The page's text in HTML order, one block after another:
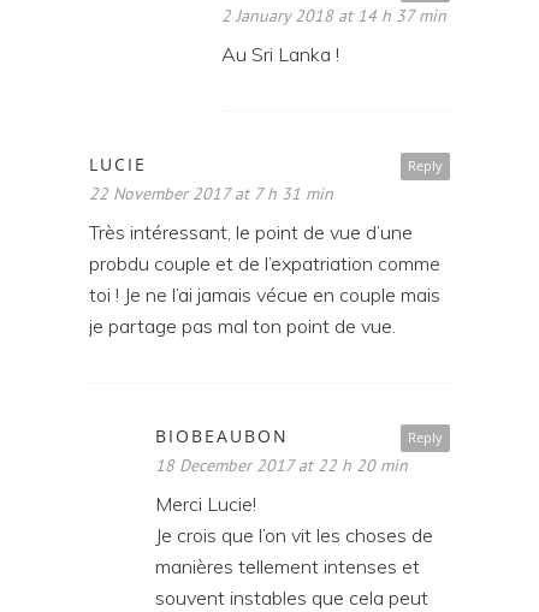
2 January 2018 at 14 h 37 min
Au Sri Lanka !
Reply
LUCIE
22 November 2017 at 7 h 31 min
Très intéressant, le point de vue d’une
probdu couple et de l’expatriation comme
toi ! Je ne l’ai jamais vécue en couple mais
je partage pas mal ton point de vue.
Reply
BIOBEAUBON
18 December 2017 at 22 h 20 min
Merci Lucie!
Je crois que l’on vit les choses de
manières tellement intenses et
souvent instables que cela peut